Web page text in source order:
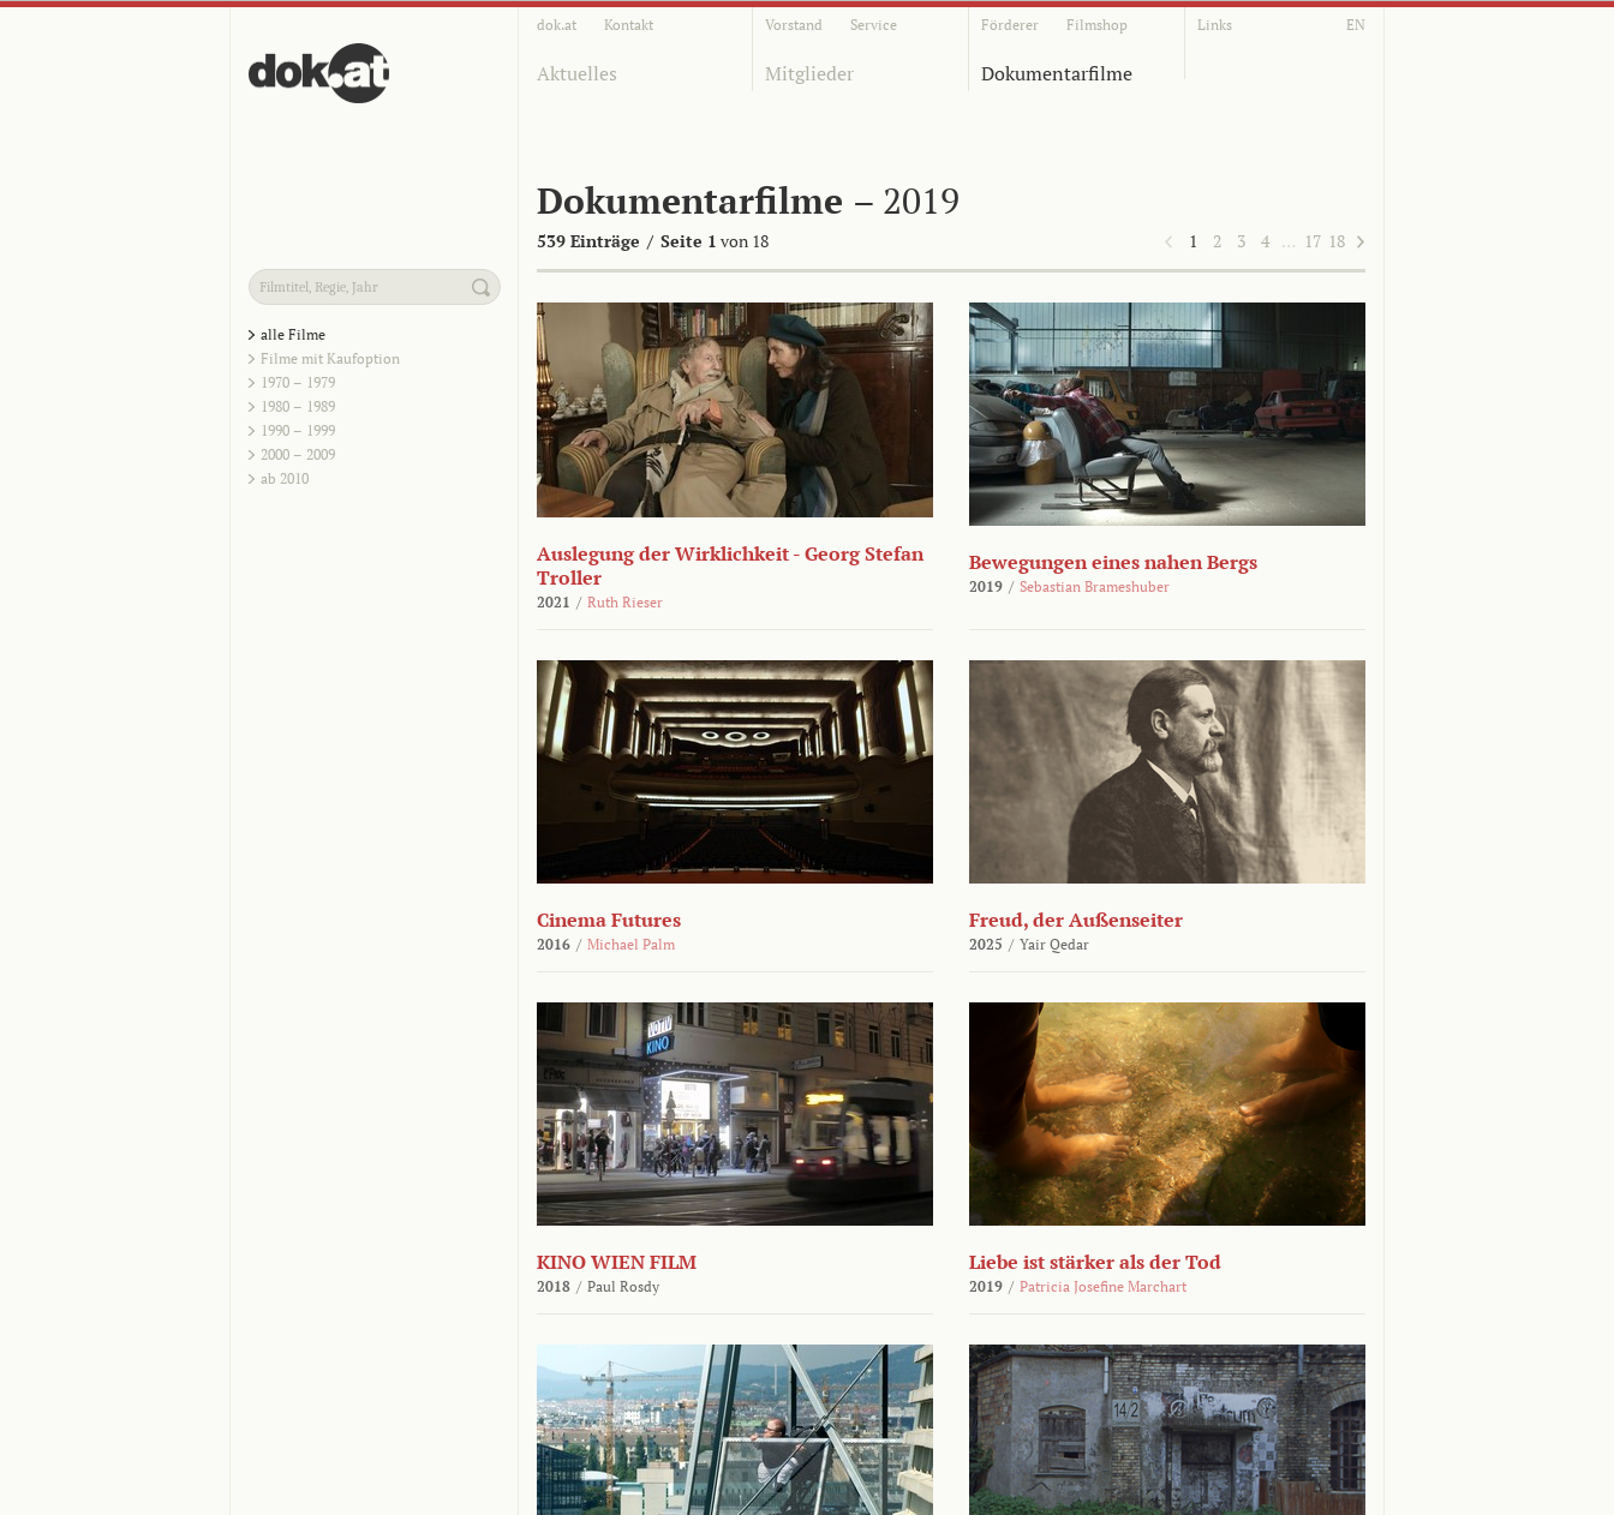
dok.at Kontakt Vorstand Service Förderer Filmshop Links EN
Aktuelles Mitglieder Dokumentarfilme
Dokumentarfilme – 2019
539 Einträge / Seite 1 von 18 1 2 3 4 … 17 18
alle Filme
Filme mit Kaufoption
1970 – 1979
1980 – 1989
1990 – 1999
2000 – 2009
ab 2010
Auslegung der Wirklichkeit - Georg Stefan
Troller
2021 / Ruth Rieser
Bewegungen eines nahen Bergs
2019 / Sebastian Brameshuber
Cinema Futures
2016 / Michael Palm
Freud, der Außenseiter
2025 / Yair Qedar
KINO WIEN FILM
2018 / Paul Rosdy
Liebe ist stärker als der Tod
2019 / Patricia Josefine Marchart